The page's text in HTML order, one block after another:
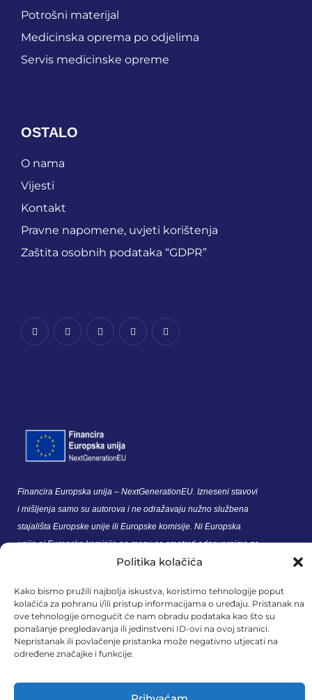
Politika kolačića
Kako bismo pružili najbolja iskustva, koristimo tehnologije poput
kolačića za pohranu i/ili pristup informacijama o uređaju. Pristanak na
ove tehnologije omogućit će nam obradu podataka kao što su
ponašanje pregledavanja ili jedinstveni ID-ovi na ovoj stranici.
Nepristanak ili povlačenje pristanka može negativno utjecati na
određene značajke i funkcije.
Potrošni materijal
Medicinska oprema po odjelima
Servis medicinske opreme
OSTALO
O nama
Vijesti
Kontakt
Pravne napomene, uvjeti korištenja
Zaštita osobnih podataka “GDPR”
Financira Europska unija – NextGenerationEU. Izneseni stavovi
i mišljenja samo su autorova i ne odražavaju nužno službena
stajališta Europske unije ili Europske komisije. Ni Europska
unija ni Europska komisija ne mogu se smatrati odgovornima za
MedExpert d.o.o. © 2026. All Rights Reserved.